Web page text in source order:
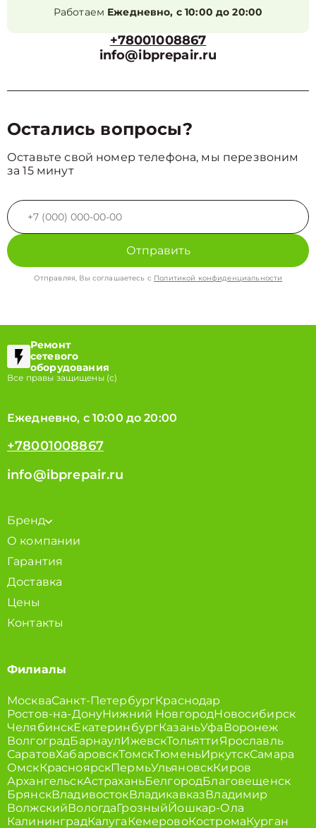
Работаем Ежедневно, с 10:00 до 20:00
+78001008867
info@ibprepair.ru
Остались вопросы?
Оставьте свой номер телефона, мы перезвоним
за 15 минут
Отправить
Отправляя, Вы соглашаетесь с Политикой конфиденциальности
Ремонт
сетевого
оборудования
Все правы защищены (с)
Ежедневно, с 10:00 до 20:00
+78001008867
info@ibprepair.ru
Бренд
О компании
Гарантия
Доставка
Цены
Контакты
Филиалы
МоскваСанкт-ПетербургКраснодар
Ростов-на-ДонуНижний НовгородНовосибирск
ЧелябинскЕкатеринбургКазаньУфаВоронеж
ВолгоградБарнаулИжевскТольяттиЯрославль
СаратовХабаровскТомскТюменьИркутскСамара
ОмскКрасноярскПермьУльяновскКиров
АрхангельскАстраханьБелгородБлаговещенск
БрянскВладивостокВладикавказВладимир
ВолжскийВологдаГрозныйЙошкар-Ола
КалининградКалугаКемеровоКостромаКурган